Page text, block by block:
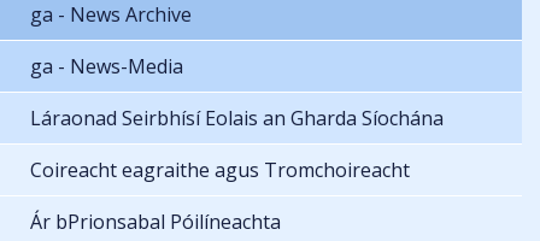
ga - News Archive
ga - News-Media
Láraonad Seirbhísí Eolais an Gharda Síochána
Coireacht eagraithe agus Tromchoireacht
Ár bPrionsabal Póilíneachta